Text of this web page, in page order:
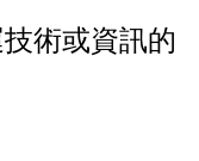
術或資訊的